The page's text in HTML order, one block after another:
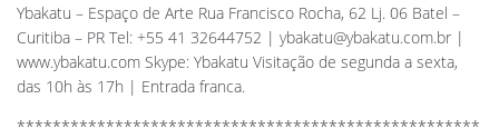
Ybakatu – Espaço de Arte Rua Francisco Rocha, 62 Lj. 06 Batel –
Curitiba – PR Tel: +55 41 32644752 | ybakatu@ybakatu.com.br |
www.ybakatu.com Skype: Ybakatu Visitação de segunda a sexta,
das 10h às 17h | Entrada franca.
****************************************************